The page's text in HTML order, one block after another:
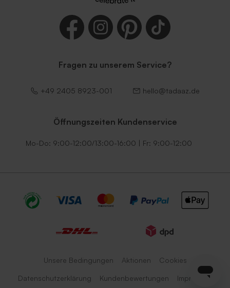
Fragen zu unserem Service?
+49 2405 8923-001 hello@tadaaz.de
Öffnungszeiten Kundenservice
Mo-Do: 9:00-12:00/13:00-16:00 | Fr: 9:00-12:00
Unsere Bedingungen Aktionen Cookies
Datenschutzerklärung Kundenbewertungen Impressum